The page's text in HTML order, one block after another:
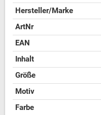
Hersteller/Marke
ArtNr
EAN
Inhalt
Größe
Motiv
Farbe